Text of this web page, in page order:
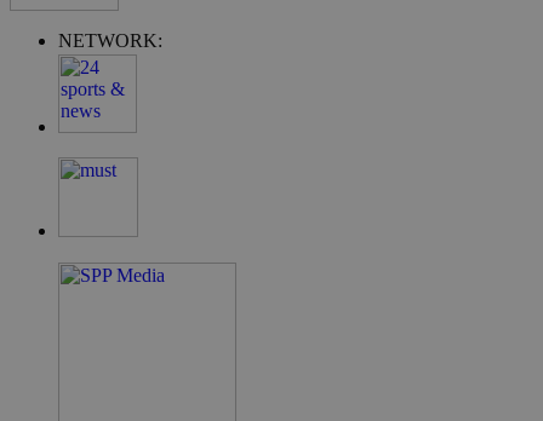
NETWORK:
PHPSESSID